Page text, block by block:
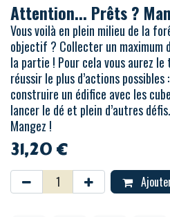
Attention... Prêts ?
Vous voilà en plein milieu de la
objectif ? Collecter un maximum
la partie ! Pour cela vous aurez le
réussir le plus d’actions
construire un édifice avec les
lancer le dé et plein d’autres
Mangez !
31,20€